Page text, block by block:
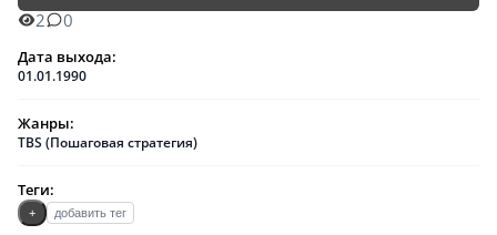
2 0
Дата выхода:
01.01.1990
Жанры:
TBS (Пошаговая стратегия)
Теги:
+ добавить тег